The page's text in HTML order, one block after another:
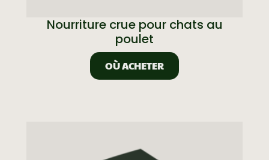
Nourriture crue pour chats au
poulet
OÙ ACHETER